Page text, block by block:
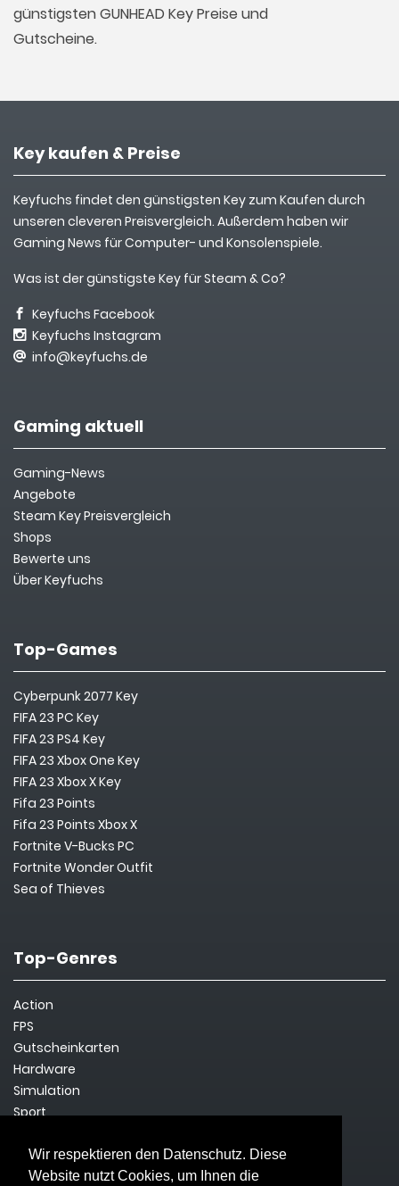
Wir respektieren den Datenschutz. Diese
Website nutzt Cookies, um Ihnen die
günstigsten GUNHEAD Key Preise und
Gutscheine.
Key kaufen & Preise
Keyfuchs findet den günstigsten Key zum Kaufen durch
unseren cleveren Preisvergleich. Außerdem haben wir
Gaming News für Computer- und Konsolenspiele.
Was ist der günstigste Key für Steam & Co?
Keyfuchs Facebook
Keyfuchs Instagram
info@keyfuchs.de
Gaming aktuell
Gaming-News
Angebote
Steam Key Preisvergleich
Shops
Bewerte uns
Über Keyfuchs
Top-Games
Cyberpunk 2077 Key
FIFA 23 PC Key
FIFA 23 PS4 Key
FIFA 23 Xbox One Key
FIFA 23 Xbox X Key
Fifa 23 Points
Fifa 23 Points Xbox X
Fortnite V-Bucks PC
Fortnite Wonder Outfit
Sea of Thieves
Top-Genres
Action
FPS
Gutscheinkarten
Hardware
Simulation
Sport
Survival